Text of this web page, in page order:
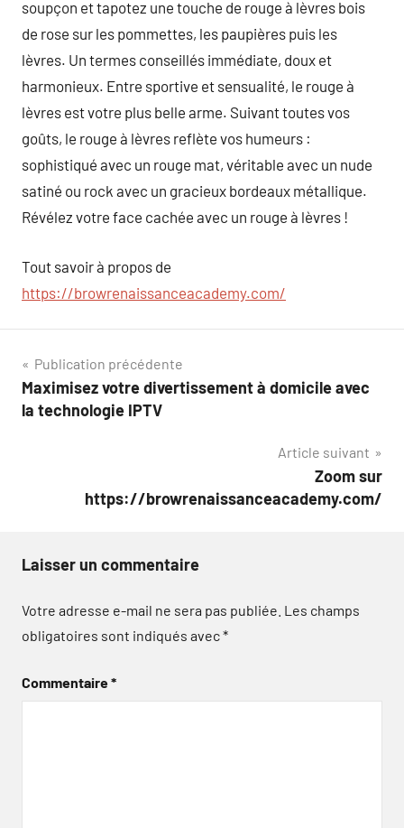
soupçon et tapotez une touche de rouge à lèvres bois
de rose sur les pommettes, les paupières puis les
lèvres. Un termes conseillés immédiate, doux et
harmonieux. Entre sportive et sensualité, le rouge à
lèvres est votre plus belle arme. Suivant toutes vos
goûts, le rouge à lèvres reflète vos humeurs :
sophistiqué avec un rouge mat, véritable avec un nude
satiné ou rock avec un gracieux bordeaux métallique.
Révélez votre face cachée avec un rouge à lèvres !
Tout savoir à propos de
https://browrenaissanceacademy.com/
Navigation
de
Publication précédente
Maximisez votre divertissement à domicile avec
la technologie IPTV
Article suivant
Zoom sur
https://browrenaissanceacademy.com/
Laisser un commentaire
Votre adresse e-mail ne sera pas publiée. Les champs
obligatoires sont indiqués avec*
Commentaire*